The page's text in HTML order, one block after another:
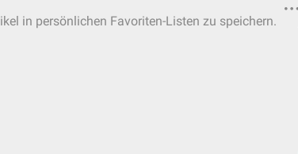
in persönlichen Favoriten-Listen zu speichern.